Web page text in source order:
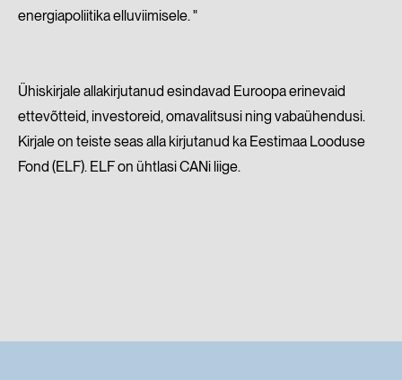
energiapoliitika elluviimisele. "
Ühiskirjale allakirjutanud esindavad Euroopa erinevaid
ettevõtteid, investoreid, omavalitsusi ning vabaühendusi.
Kirjale on teiste seas alla kirjutanud ka Eestimaa Looduse
Fond (ELF). ELF on ühtlasi CANi liige.